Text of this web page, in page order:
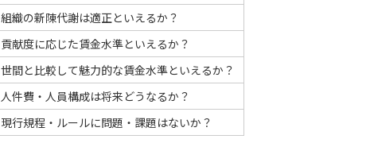
組織の新陳代謝は適正といえるか？
貢献度に応じた賃金水準といえるか？
世間と比較して魅力的な賃金水準といえるか？
人件費・人員構成は将来どうなるか？
現行規程・ルールに問題・課題はないか？